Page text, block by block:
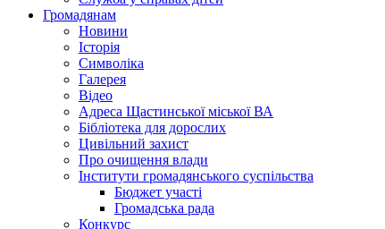
Громадянам
Новини
Історія
Символіка
Галерея
Відео
Адреса Щастинської міської ВА
Бібліотека для дорослих
Цивільний захист
Про очищення влади
Інститути громадянського суспільства
Бюджет участі
Громадська рада
Конкурс